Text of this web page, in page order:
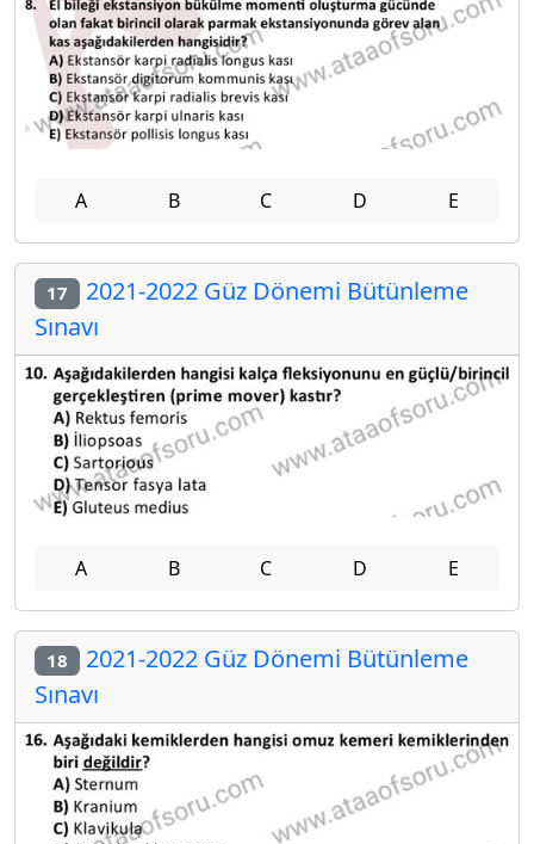
A B C D E
17 2021-2022 Güz Dönemi Bütünleme
Sınavı
A B C D E
18 2021-2022 Güz Dönemi Bütünleme
Sınavı